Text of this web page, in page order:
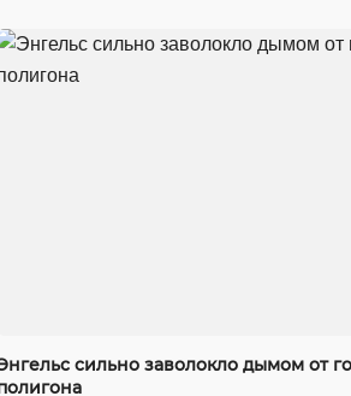
сильно заволокло дымом от